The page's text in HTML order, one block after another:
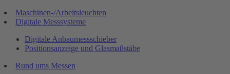
Maschinen-/Arbeitsleuchten
Digitale Messsysteme
Digitale Anbaumessschieber
Positionsanzeige und Glasmaßstäbe
Rund ums Messen